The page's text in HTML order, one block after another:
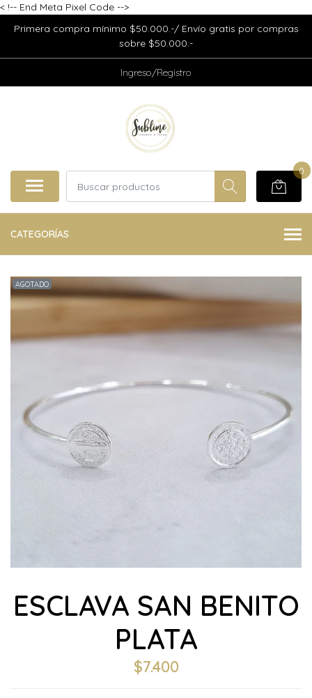
< !-- End Meta Pixel Code -->
Primera compra mínimo $50.000.-/ Envío gratis por compras
sobre $50.000.-
Ingreso/Registro
0
CATEGORÍAS
AGOTADO
ESCLAVA SAN BENITO
PLATA
$7.400